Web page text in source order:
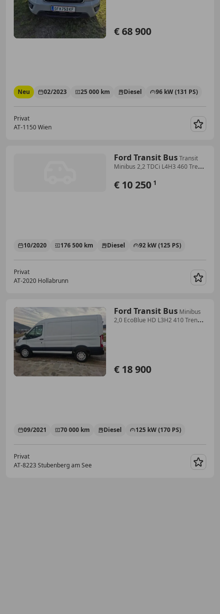
€ 68 900
Neu 02/2023 25 000 km Diesel 96 kW (131 PS)
Privat
AT-1150 Wien
Ford Transit BusTransit
Minibus 2,2 TDCi L4H3 460 Trend
€ 10 250 1
10/2020 176 500 km Diesel 92 kW (125 PS)
Privat
AT-2020 Hollabrunn
Ford Transit Bus Minibus
2,0 EcoBlue HD L3H2 410 Trend
€ 18 900
09/2021 70 000 km Diesel 125 kW (170 PS)
Privat
AT-8223 Stubenberg am See